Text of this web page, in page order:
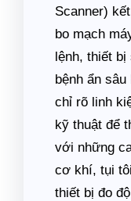
Scanner)
bo mạch
lệnh, thiết
bệnh ẩn
chỉ rõ linh
kỹ thuật để
với những
cơ khí, tụi
thiết bị đo